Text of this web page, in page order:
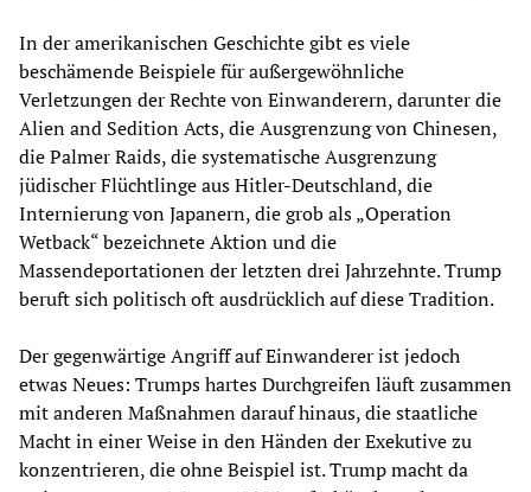
In der amerikanischen Geschichte gibt es viele
beschämende Beispiele für außergewöhnliche
Verletzungen der Rechte von Einwanderern, darunter die
Alien and Sedition Acts, die Ausgrenzung von Chinesen,
die Palmer Raids, die systematische Ausgrenzung
jüdischer Flüchtlinge aus Hitler-Deutschland, die
Internierung von Japanern, die grob als „Operation
Wetback“ bezeichnete Aktion und die
Massendeportationen der letzten drei Jahrzehnte. Trump
beruft sich politisch oft ausdrücklich auf diese Tradition.
Der gegenwärtige Angriff auf Einwanderer ist jedoch
etwas Neues: Trumps hartes Durchgreifen läuft zusammen
mit anderen Maßnahmen darauf hinaus, die staatliche
Macht in einer Weise in den Händen der Exekutive zu
konzentrieren, die ohne Beispiel ist. Trump macht da